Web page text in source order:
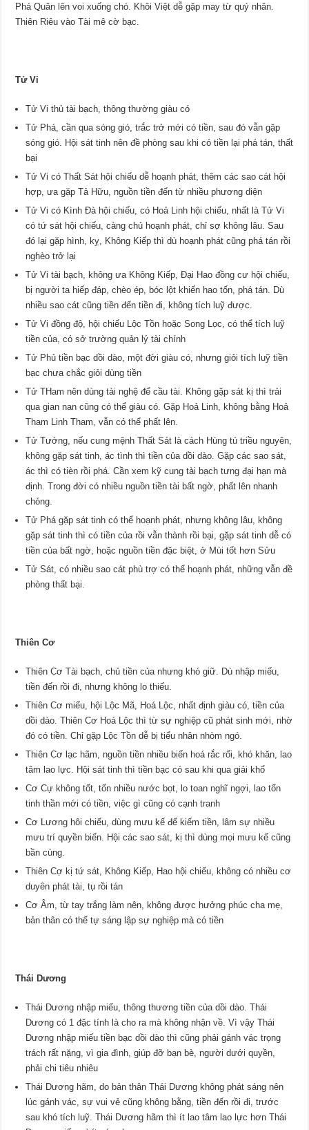
Phá Quân lên voi xuống chó. Khôi Việt dễ gặp may từ quý nhân.
Thiên Riêu vào Tài mê cờ bạc.
Tử Vi
Tử Vi thủ tài bạch, thông thường giàu có
Tử Phá, cần qua sóng gió, trắc trở mới có tiền, sau đó vẫn gặp
sóng gió. Hội sát tinh nên đề phòng sau khi có tiền lại phá tán, thất
bại
Tử Vi có Thất Sát hội chiếu dễ hoạnh phát, thêm các sao cát hội
hợp, ưa gặp Tả Hữu, nguồn tiền đến từ nhiều phương diện
Tử Vi có Kình Đà hội chiếu, có Hoả Linh hội chiếu, nhất là Tử Vi
có tứ sát hội chiếu, càng chủ hoạnh phát, chỉ sợ không lâu. Sau
đó lại gặp hình, kỵ, Không Kiếp thì dù hoạnh phát cũng phá tán rồi
nghèo trở lại
Tử Vi tài bạch, không ưa Không Kiếp, Đại Hao đồng cư hội chiếu,
bị người ta hiếp đáp, chèo ép, bóc lột khiến hao tốn, phá tán. Dù
nhiều sao cát cũng tiền đến tiền đi, không tích luỹ được.
Tử Vi đồng độ, hội chiếu Lộc Tồn hoặc Song Lọc, có thể tích luỹ
tiền của, có sở trường quản lý tài chính
Tử Phủ tiền bạc dồi dào, một đời giàu có, nhưng giỏi tích luỹ tiền
bạc chưa chắc giỏi dùng tiền
Tử THam nên dùng tài nghệ để cầu tài. Không gặp sát kị thì trải
qua gian nan cũng có thể giàu có. Gặp Hoả Linh, không bằng Hoả
Tham Linh Tham, vẫn có thể phất lên.
Tử Tướng, nếu cung mệnh Thất Sát là cách Hùng tú triều nguyên,
không gặp sát tinh, ác tình thì tiền của dồi dào. Gặp các sao sát,
ác thì có tièn rồi phá. Cần xem kỹ cung tài bạch tưng đại hạn mà
định. Trong đời có nhiều nguồn tiền tài bất ngờ, phất lên nhanh
chóng.
Tử Phá gặp sát tinh có thể hoạnh phát, nhưng không lâu, không
gặp sát tinh thì có tiền của rồi vẫn thành rồi bại, gặp sát tinh dễ có
tiền của bất ngờ, hoặc nguồn tiền đặc biệt, ở Mùi tốt hơn Sửu
Tử Sát, có nhiều sao cát phù trợ có thể hoạnh phát, những vẫn đề
phòng thất bại.
Thiên Cơ
Thiên Cơ Tài bạch, chủ tiền của nhưng khó giữ. Dù nhập miếu,
tiền đến rồi đi, nhưng không lo thiếu.
Thiên Cơ miếu, hội Lộc Mã, Hoá Lộc, nhất định giàu có, tiền của
dồi dào. Thiên Cơ Hoá Lộc thì từ sự nghiệp cũ phát sinh mới, nhờ
đó có tiền. Chỉ gặp Lộc Tồn dễ bị tiểu nhân nhòm ngó.
Thiên Cơ lạc hãm, nguồn tiền nhiều biến hoá rắc rối, khó khăn, lao
tâm lao lực. Hội sát tinh thì tiền bạc có sau khi qua giải khổ
Cơ Cự không tốt, tốn nhiều nước bọt, lo toan nghĩ ngợi, lao tổn
tinh thần mới có tiền, việc gì cũng có cạnh tranh
Cơ Lương hôi chiếu, dùng mưu kế để kiếm tiền, lâm sự nhiều
mưu trí quyền biến. Hội các sao sát, kị thì dùng mọi mưu kế cũng
bần cùng.
Thiên Cợ kị tứ sát, Không Kiếp, Hao hội chiếu, không có nhiều cơ
duyên phát tài, tụ rồi tán
Cơ Âm, từ tay trắng làm nên, không được hưởng phúc cha mẹ,
bản thân có thể tự sáng lập sự nghiệp mà có tiền
Thái Dương
Thái Dương nhập miếu, thông thương tiền của dồi dào. Thái
Dương có 1 đặc tính là cho ra mà không nhận về. Vì vậy Thái
Dương nhập miếu tiền bạc dồi dào thì cũng phải gánh vác trọng
trách rất nặng, vì gia đình, giúp đỡ bạn bè, người dưới quyền,
phải chi tiêu nhiêu
Thái Dương hãm, do bản thân Thái Dương không phát sáng nên
lúc gánh vác, sự vui vẻ cũng không bằng, tiền đến rồi đi, trước
sau khó tích luỹ. Thái Dương hãm thì ít lao tâm lao lực hơn Thái